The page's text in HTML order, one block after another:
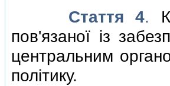
Стаття 4.
пов'язаної iз
центральним
полiтику.